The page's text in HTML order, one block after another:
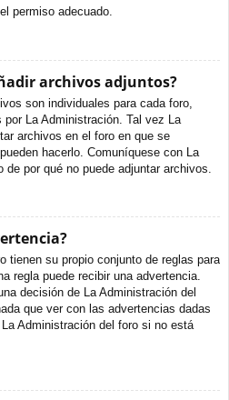
permiso adecuado.
archivos adjuntos?
son individuales para cada foro,
La Administración. Tal vez La
archivos en el foro en que se
hacerlo. Comuníquese con La
por qué no puede adjuntar archivos.
tienen su propio conjunto de reglas para
regla puede recibir una advertencia.
decisión de La Administración del
que ver con las advertencias dadas
Administración del foro si no está